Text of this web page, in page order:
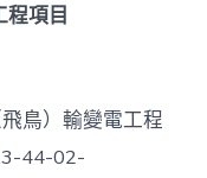
項目
鳥）輸變電工程
44-02-